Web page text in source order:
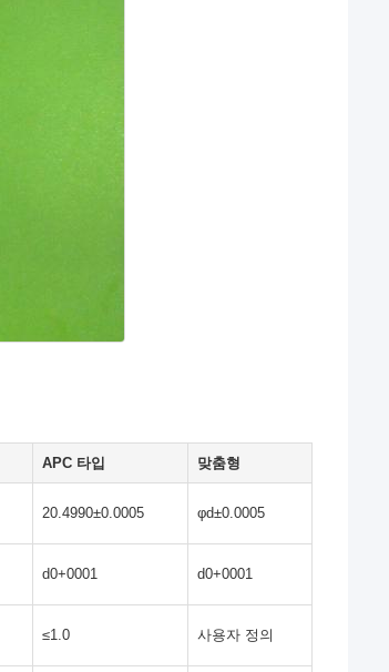
APC 타입 맞춤형
20.4990±0.0005 φd±0.0005
d0+0001 d0+0001
≤1.0 사용자 정의